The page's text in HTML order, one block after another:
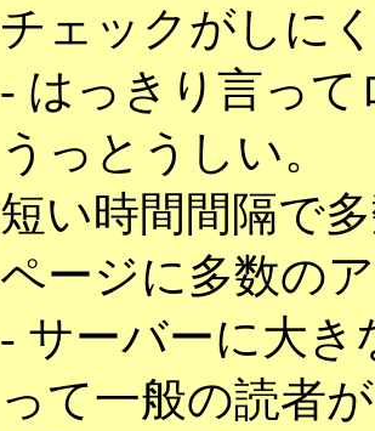
チェックがしに
- はっきり言っ
うっとうしい。
短い時間間隔で
ページに多数の
- サーバーに大き
って一般の読者